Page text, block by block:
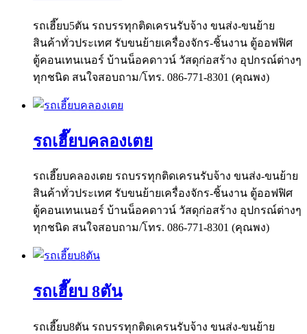
รถเฮี๊ยบ5ตัน รถบรรทุกติดเครนรับจ้าง ขนส่ง-ขนย้าย
สินค้าทั่วประเทศ รับขนย้ายเครื่องจักร-ชิ้นงาน ตู้ออฟฟิศ
ตู้คอนเทนเนอร์ บ้านน็อคดาวน์ วัสดุก่อสร้าง อุปกรณ์ต่างๆ
ทุกชนิด สนใจสอบถาม/โทร. 086-771-8301 (คุณพง)
รถเฮี๊ยบคลองเตย
รถเฮี๊ยบคลองเตย รถบรรทุกติดเครนรับจ้าง ขนส่ง-ขนย้าย
สินค้าทั่วประเทศ รับขนย้ายเครื่องจักร-ชิ้นงาน ตู้ออฟฟิศ
ตู้คอนเทนเนอร์ บ้านน็อคดาวน์ วัสดุก่อสร้าง อุปกรณ์ต่างๆ
ทุกชนิด สนใจสอบถาม/โทร. 086-771-8301 (คุณพง)
รถเฮี๊ยบ 8ตัน
รถเฮี๊ยบ8ตัน รถบรรทุกติดเครนรับจ้าง ขนส่ง-ขนย้าย